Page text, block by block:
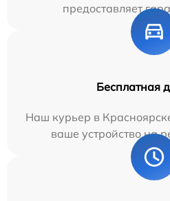
предоставляет
Бесплатная
Наш курьер в
ваше устройство на